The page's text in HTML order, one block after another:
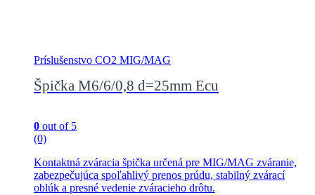
Príslušenstvo CO2 MIG/MAG
Špička M6/6/0,8 d=25mm Ecu
0 out of 5
(0)
Kontaktná zváracia špička určená pre MIG/MAG zváranie,
zabezpečujúca spoľahlivý prenos prúdu, stabilný zvárací
oblúk a presné vedenie zváracieho drôtu.